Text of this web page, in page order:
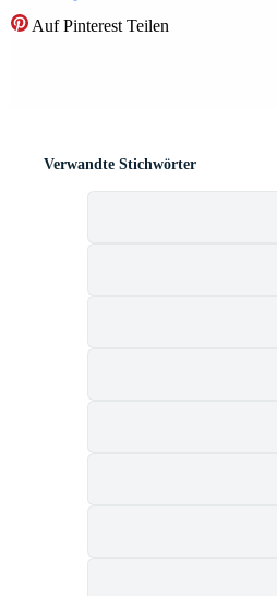
Auf Pinterest Teilen
Verwandte Stichwörter